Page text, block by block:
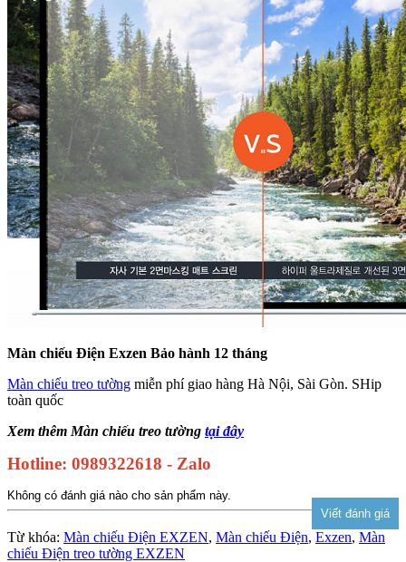
Màn chiếu Điện Exzen Bảo hành 12 tháng
Màn chiếu treo tường miễn phí giao hàng Hà Nội, Sài Gòn. SHip
toàn quốc
Xem thêm Màn chiếu treo tường tại đây
Hotline: 0989322618 - Zalo
Không có đánh giá nào cho sản phẩm này.
Từ khóa: Màn chiếu Điện EXZEN, Màn chiếu Điện, Exzen, Màn
chiếu Điện treo tường EXZEN